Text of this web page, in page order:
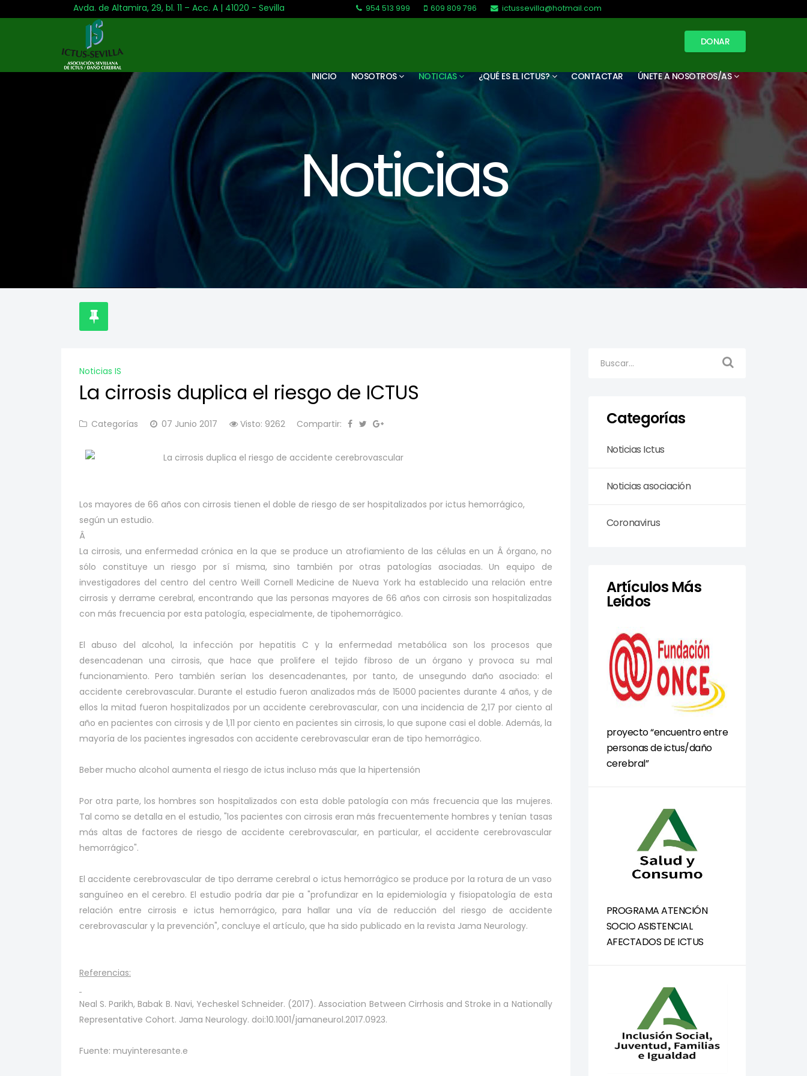
Avda. de Altamira, 29, bl. 11 – Acc. A | 41020 - Sevilla 954 513 999 609 809 796
ictussevilla@hotmail.com
DONAR
INICIO NOSOTROS NOTICIAS ¿QUÉ ES EL ICTUS? CONTACTAR ÚNETE A NOSOTROS/AS
Noticias
Noticias IS
La cirrosis duplica el riesgo de ICTUS
Categorías 07 Junio 2017 Visto: 9262 Compartir:
La cirrosis duplica el riesgo de accidente cerebrovascular
Los mayores de 66 años con cirrosis tienen el doble de riesgo de ser hospitalizados por ictus hemorrágico,
según un estudio.
Â
La cirrosis, una enfermedad crónica en la que se produce un atrofiamiento de las células en un Â órgano, no
sólo constituye un riesgo por sí misma, sino también por otras patologías asociadas. Un equipo de
investigadores del centro del centro Weill Cornell Medicine de Nueva York ha establecido una relación entre
cirrosis y derrame cerebral, encontrando que las personas mayores de 66 años con cirrosis son hospitalizadas
con más frecuencia por esta patología, especialmente, de tipohemorrágico.
El abuso del alcohol, la infección por hepatitis C y la enfermedad metabólica son los procesos que
desencadenan una cirrosis, que hace que prolifere el tejido fibroso de un órgano y provoca su mal
funcionamiento. Pero también serían los desencadenantes, por tanto, de unsegundo daño asociado: el
accidente cerebrovascular. Durante el estudio fueron analizados más de 15000 pacientes durante 4 años, y de
ellos la mitad fueron hospitalizados por un accidente cerebrovascular, con una incidencia de 2,17 por ciento al
año en pacientes con cirrosis y de 1,11 por ciento en pacientes sin cirrosis, lo que supone casi el doble. Además, la
mayoría de los pacientes ingresados con accidente cerebrovascular eran de tipo hemorrágico.
Beber mucho alcohol aumenta el riesgo de ictus incluso más que la hipertensión
Por otra parte, los hombres son hospitalizados con esta doble patología con más frecuencia que las mujeres.
Tal como se detalla en el estudio, "los pacientes con cirrosis eran más frecuentemente hombres y tenían tasas
más altas de factores de riesgo de accidente cerebrovascular, en particular, el accidente cerebrovascular
hemorrágico".
El accidente cerebrovascular de tipo derrame cerebral o ictus hemorrágico se produce por la rotura de un vaso
sanguíneo en el cerebro. El estudio podría dar pie a "profundizar en la epidemiología y fisiopatología de esta
relación entre cirrosis e ictus hemorrágico, para hallar una vía de reducción del riesgo de accidente
cerebrovascular y la prevención", concluye el artículo, que ha sido publicado en la revista Jama Neurology.
Referencias:
Neal S. Parikh, Babak B. Navi, Yecheskel Schneider. (2017). Association Between Cirrhosis and Stroke in a Nationally
Representative Cohort. Jama Neurology. doi:10.1001/jamaneurol.2017.0923.
Fuente: muyinteresante.e
Categorías
Noticias Ictus
Noticias asociación
Coronavirus
Artículos Más
Leídos
proyecto “encuentro entre
personas de ictus/daño
cerebral”
PROGRAMA ATENCIÓN
SOCIO ASISTENCIAL
AFECTADOS DE ICTUS